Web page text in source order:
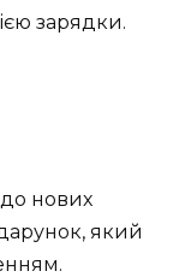
зарядки.
до нових
який